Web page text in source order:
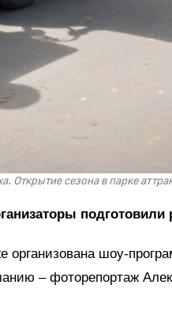
Открытие сезона в парке
подготовили
организована шоу-
– фоторепортаж